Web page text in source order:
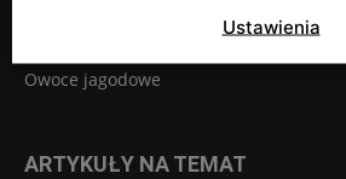
Owoce jagodowe
ARTYKUŁY NA TEMAT
Ustawienia